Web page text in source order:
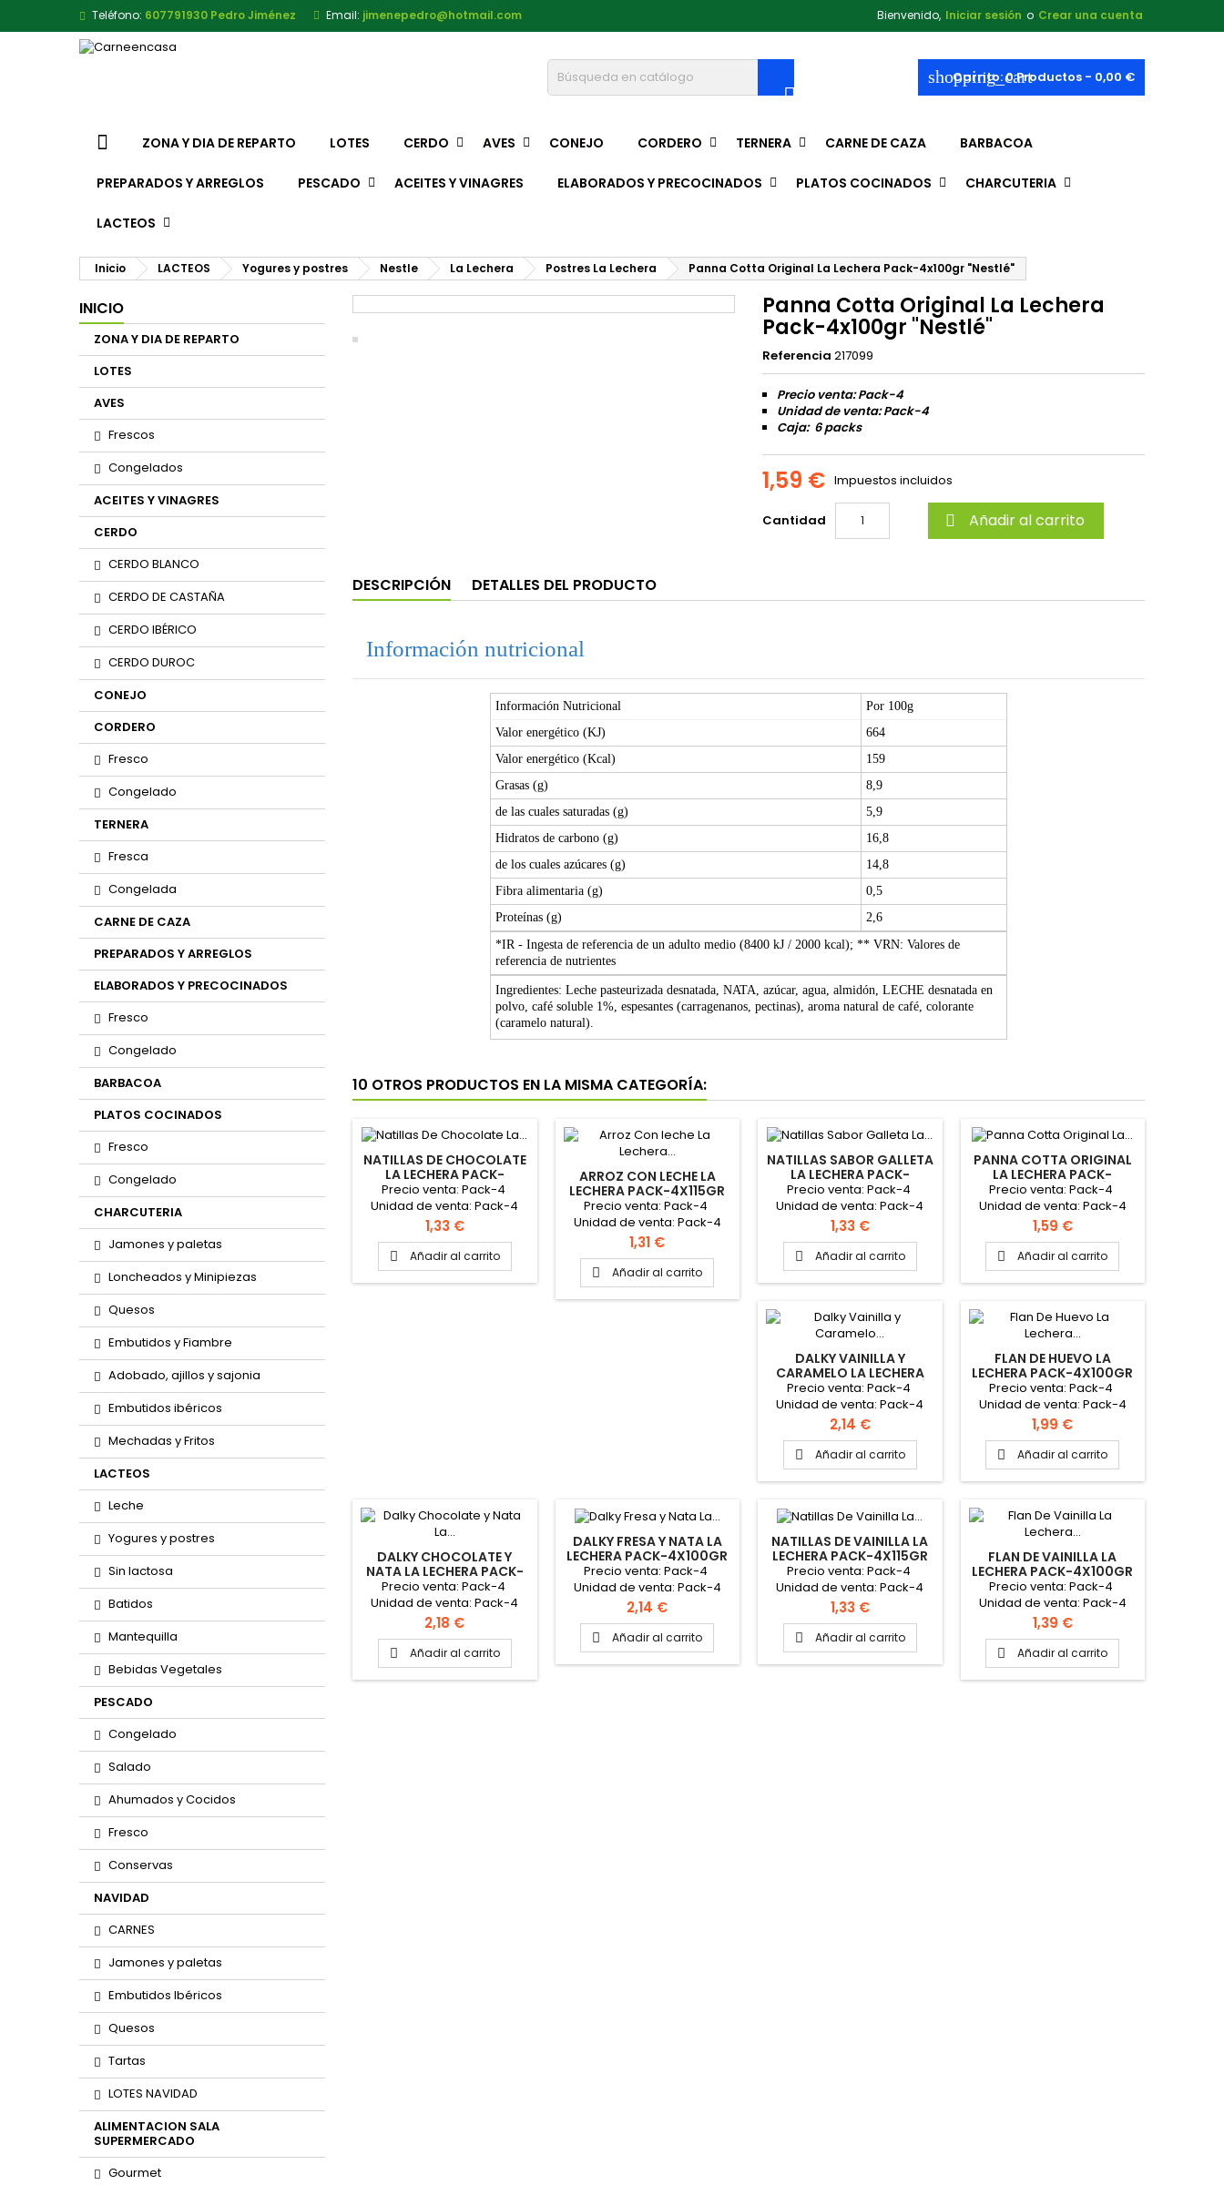
Teléfono: 607791930 Pedro Jiménez Email: jimenepedro@hotmail.com Bienvenido, Iniciar sesión o Crear una cuenta
shopping_cart
Carrito:0Productos - 0,00 €

ZONA Y DIA DE REPARTO LOTES CERDO AVES CONEJO CORDERO TERNERA CARNE DE CAZA BARBACOA
PREPARADOS Y ARREGLOS PESCADO ACEITES Y VINAGRES ELABORADOS Y PRECOCINADOS PLATOS COCINADOS CHARCUTERIA
LACTEOS
Inicio LACTEOS Yogures y postres Nestle La Lechera Postres La Lechera Panna Cotta Original La Lechera Pack-4x100gr "Nestlé"
INICIO
ZONA Y DIA DE REPARTO
LOTES
AVES
Frescos
Congelados
ACEITES Y VINAGRES
CERDO
CERDO BLANCO
CERDO DE CASTAÑA
CERDO IBÉRICO
CERDO DUROC
CONEJO
CORDERO
Fresco
Congelado
TERNERA
Fresca
Congelada
CARNE DE CAZA
PREPARADOS Y ARREGLOS
ELABORADOS Y PRECOCINADOS
Fresco
Congelado
BARBACOA
PLATOS COCINADOS
Fresco
Congelado
CHARCUTERIA
Jamones y paletas
Loncheados y Minipiezas
Quesos
Embutidos y Fiambre
Adobado, ajillos y sajonia
Embutidos ibéricos
Mechadas y Fritos
LACTEOS
Leche
Yogures y postres
Sin lactosa
Batidos
Mantequilla
Bebidas Vegetales
PESCADO
Congelado
Salado
Ahumados y Cocidos
Fresco
Conservas
NAVIDAD
CARNES
Jamones y paletas
Embutidos Ibéricos
Quesos
Tartas
LOTES NAVIDAD
ALIMENTACION SALA
SUPERMERCADO
Gourmet
Panna Cotta Original La Lechera
Pack-4x100gr "Nestlé"
Referencia 217099
Precio venta: Pack-4
Unidad de venta: Pack-4
Caja: 6 packs
1,59 € Impuestos incluidos
Cantidad  Añadir al carrito
DESCRIPCIÓN DETALLES DEL PRODUCTO
Información nutricional
Información Nutricional
Por 100g
Valor energético (KJ)
664
Valor energético (Kcal)
159
Grasas (g)
8,9
de las cuales saturadas (g)
5,9
Hidratos de carbono (g)
16,8
de los cuales azúcares (g)
14,8
Fibra alimentaria (g)
0,5
Proteínas (g)
2,6
*IR - Ingesta de referencia de un adulto medio (8400 kJ / 2000 kcal); ** VRN: Valores de
referencia de nutrientes
Ingredientes: Leche pasteurizada desnatada, NATA, azúcar, agua, almidón, LECHE desnatada en
polvo, café soluble 1%, espesantes (carragenanos, pectinas), aroma natural de café, colorante
(caramelo natural).
10 OTROS PRODUCTOS EN LA MISMA CATEGORÍA:
NATILLAS DE CHOCOLATE
LA LECHERA PACK-
4X115GR "NESTLE"
Precio venta: Pack-4
Unidad de venta: Pack-4
Caja: 8 packs
Precio
1,33 €
 Añadir al carrito
ARROZ CON LECHE LA
LECHERA PACK-4X115GR
"NESTLÉ"
Precio venta: Pack-4
Unidad de venta: Pack-4
Caja: 6 packs
Precio
1,31 €
 Añadir al carrito
NATILLAS SABOR GALLETA
LA LECHERA PACK-
4X115GR "NESTLE"
Precio venta: Pack-4
Unidad de venta: Pack-4
Caja: 8 packs
Precio
1,33 €
 Añadir al carrito
PANNA COTTA ORIGINAL
LA LECHERA PACK-
4X100GR "NESTLÉ"
Precio venta: Pack-4
Unidad de venta: Pack-4
Caja: 6 packs
Precio
1,59 €
 Añadir al carrito
DALKY VAINILLA Y
CARAMELO LA LECHERA
PACK-4X100GR "NESTLÉ"
Precio venta: Pack-4
Unidad de venta: Pack-4
Caja: 6 packs
Precio
2,14 €
 Añadir al carrito
FLAN DE HUEVO LA
LECHERA PACK-4X100GR
"NESTLÉ"
Precio venta: Pack-4
Unidad de venta: Pack-4
Caja: 6 packs
Precio
1,99 €
 Añadir al carrito
DALKY CHOCOLATE Y
NATA LA LECHERA PACK-
4X100GR "NESTLÉ"
Precio venta: Pack-4
Unidad de venta: Pack-4
Caja: 6 packs
Precio
2,18 €
 Añadir al carrito
DALKY FRESA Y NATA LA
LECHERA PACK-4X100GR
"NESTLÉ"
Precio venta: Pack-4
Unidad de venta: Pack-4
Caja: 6 packs
Precio
2,14 €
 Añadir al carrito
NATILLAS DE VAINILLA LA
LECHERA PACK-4X115GR
"NESTLE"
Precio venta: Pack-4
Unidad de venta: Pack-4
Caja: 8 packs
Precio
1,33 €
 Añadir al carrito
FLAN DE VAINILLA LA
LECHERA PACK-4X100GR
"NESTLÉ"
Precio venta: Pack-4
Unidad de venta: Pack-4
Caja: 6 packs
Precio
1,39 €
 Añadir al carrito